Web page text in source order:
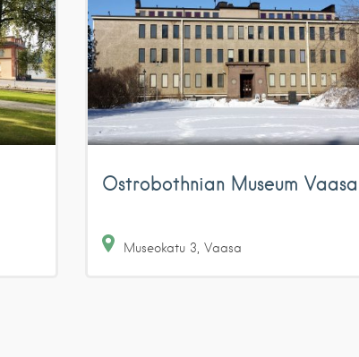
Ostrobothnian Museum Vaasa
Museokatu 3 Vaasa